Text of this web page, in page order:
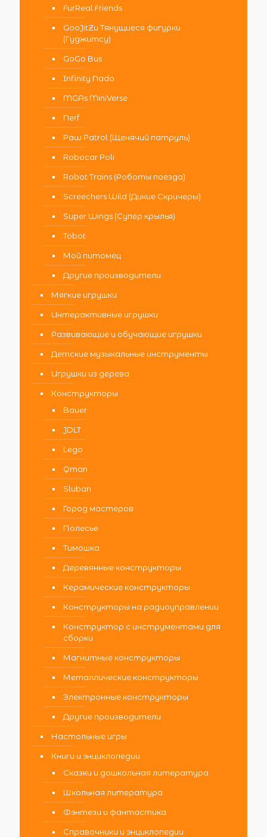
FurReal Friends
GooJitZu Тянущиеся фигурки
(Гуджитсу)
GoGo Bus
Infinity Nado
MGAs MiniVerse
Nerf
Paw Patrol (Щенячий патруль)
Robocar Poli
Robot Trains (Роботы поезда)
Screechers Wild (Дикие Скричеры)
Super Wings (Супер крылья)
Tobot
Мой питомец
Другие производители
Мягкие игрушки
Интерактивные игрушки
Развивающие и обучающие игрушки
Детские музыкальные инструменты
Игрушки из дерева
Конструкторы
Bauer
JDLT
Lego
Qman
Sluban
Город мастеров
Полесье
Тимошка
Деревянные конструкторы
Керамические конструкторы
Конструкторы на радиоуправлении
Конструктор с инструментами для
сборки
Магнитные конструкторы
Металлические конструкторы
Электронные конструкторы
Другие производители
Настольные игры
Книги и энциклопедии
Сказки и дошкольная литература
Школьная литература
Фэнтези и фантастика
Справочники и энциклопедии